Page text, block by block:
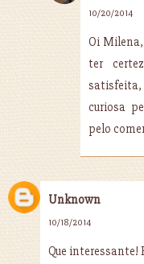
10/20/2014
Oi
ter
satisfeita,
curiosa
pelo
Unknown
10/18/2014
Que interessante!